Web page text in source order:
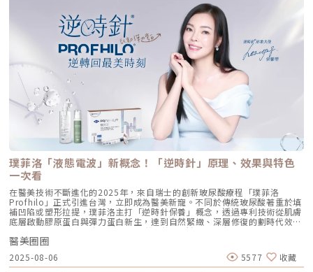
胞：幫助恢復皮下組織的飽滿感，減緩隨著年齡增長的皮下萎縮。 啟動 5
種關鍵結構蛋白：包括 I 型、III 型、IV 型、VII 型膠原蛋白以及最關鍵的彈
力蛋白。這種全方位的重塑效果，能讓下顎線變清晰，讓細紋從底層淡化。
這就是為什麼它被暱稱為「液態電波」。電波是靠「熱能」刺激新生，而
Profhilo 是靠「生物分子信號」啟動新生。對於皮膚薄、怕痛或不適合高
能量儀器的客戶來說，這是一個非常理想的選擇。四、 蔡醫師的精準美
學：BAP 五點拉提點位解析施打 Profhilo 是一門藝術。我們採用國際標準
的 BAP（Bio Aesthetic Points）五點拉提打法，這五個點是避開重要血
管、精準對準臉部支撐結構的黃金位置： [1] 顴骨高點： 位於顴骨最突出的
地方，需離眼睛外側至少 2 公分。能像掛鉤一樣，為中臉提供向上向外的支
撐力。 [2] 鼻翼與瞳孔垂直線交界： 在鼻翼與耳廓之間畫出水平線，再從瞳
孔中線畫垂直線，兩線交交叉處作為注射點。能有效改善法令紋，飽滿面中
部。 [3] 耳廓下前緣： 位於耳廓下緣的前方約 1 公分處。是收緊臉部外側
輪廓、強化下頷線條的關鍵。 [4] 下頷嘴角交界： 在下巴中軸線的三分之一
處畫垂直線，再向唇角方向移動 1.5 公分。可以修飾木偶紋，改善嘴角下
垂。 [5] 下顎角前緣： 位於下顎角前側約 1 公分處。幫助拉緊腮幫子多餘
的鬆弛組織，讓下顎線條清晰。五、 哪些部位最適合 Profhilo 逆時針？
Profhilo 逆時針之所以能成為抗老界的寵兒，不僅是因為它的成分純淨，
更因為它解決了傳統醫美難以觸及的「盲區」。它不靠體積填充，而是透過
「液態拉皮」的概念，從根本提升肌膚彈性。以下四個部位是我在臨床運用
中最推薦的：1. 臉部液態拉皮：BAP 五點精準誘導這是 Profhilo 的核心應
用。與傳統玻尿酸增加臉部「厚重感」或「體積支撐」的邏輯完全不同，
Profhilo 本質上是液態拉皮。我們採用國際標準的 BAP（Bio Aesthetic
Points）五點注射法，這五個點是避開重要血管、精準將玻尿酸導入真皮層
的黃金位置： 顴骨高點：啟動中臉肌膚的生物重塑，優化張力。 鼻翼瞳孔
交界：透過提升肌膚彈力，自然弱化法令紋的視覺感。 耳廓下前緣：強化
臉部外側緊緻度，讓輪廓不再鬆垮。 下頷嘴角交界：改善嘴角周圍的鬆
@aclinichttps://lin.ee/zGPja49▼詢問整形大小事https://answer-
clinic.com/▼詢問皮膚大小事https://answer-skin.com/▼詢問變美大小
事https://answer-skincare.com/安瑟美膚整形外科診所
FBhttps://www.facebook.com/AnswerClinic安瑟美膚整形外科診所
IGhttps://www.instagram.com/aclinic.group/吳名倫醫師：Dr.Allen 整
形醫美體塑學苑https://www.facebook.com/drallenbody吳名倫醫師
IGhttps://www.instagram.com/psdr_allen/安瑟美膚整形外科診所地
址：臺北市大安區安和路一段113號2樓之1電話：（02）7709-9398
璞菲洛「液態電波」新概念！「逆時針」原理、效果與特色
一次看
在醫美技術不斷進化的2025年，來自瑞士的創新玻尿酸療程「璞菲洛
Profhilo」正式引進台灣，立即成為醫美新寵。不同於傳統玻尿酸著重於填
補凹陷或塑形拉提，璞菲洛主打「逆時針保養」概念，透過專利技術從肌膚
底層啟動膠原蛋白與彈力蛋白新生，達到自然緊緻、深層修復的劃時代效
果。 Profhilo更邀請郭台銘夫人曾馨瑩擔任形象大使，迅速成為市場焦
點。我們將帶你全面認識這項創新療程，從作用原理、五大特色到適合對象
與常見問題，一次搞懂「逆時針玻尿酸」的魅力！ 璞菲洛Profhilo是什
麼？ 璞菲洛是一項注射型玻尿酸產品，由瑞士IBSA研發，正式名稱為「高
醫美圈圈
2025-08-06 5577 收藏